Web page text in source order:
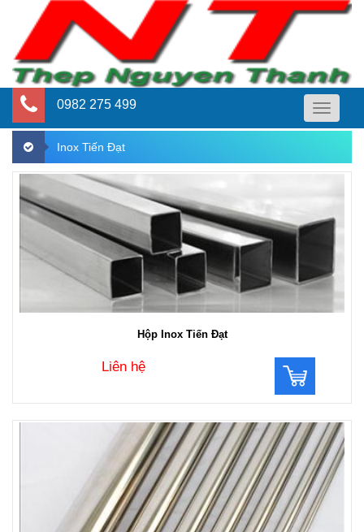
0982 275 499
Toggle
Inox Tiến Đạt
Hộp Inox Tiến Đạt
Liên hệ